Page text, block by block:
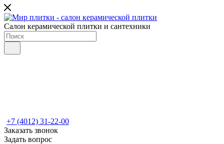
Салон керамической плитки и сантехники
+7 (4012) 31-22-00
Заказать звонок
Задать вопрос